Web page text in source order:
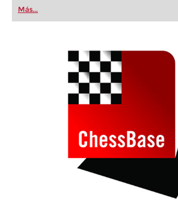
first steps into the world of club chess, or already
playing at a tournament level: with FRITZ, you can
train more efficiently, intelligently and with a
Más...